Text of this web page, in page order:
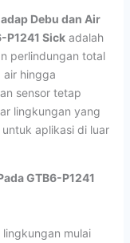
Debu dan Air
P1241 Sickadalah
perlindungan total
hingga
sensor tetap
lingkungan yang
aplikasi di luar
GTB6-P1241
mulai